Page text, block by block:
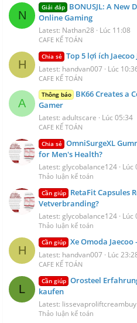
N
Giải đáp BONUSJL: A
Online Gaming
Latest: Nathan28 Lúc 11:08
CAFE KẾ TOÁN
H
Chia sẻ Top 5 lợi ích
Latest: handvan007 Lúc
CAFE KẾ TOÁN
A
Thông báo BK66 Creates a
Gamer
Latest: adultscare Lúc 05:34
CAFE KẾ TOÁN
Chia sẻ OmniSurgeXL
for Men's Health?
Latest: glycobalance124 Lúc
Thảo luận kế toán
Cần giúp RetaFit Capsules
Vetverbranding?
Latest: glycobalance124 Lúc
Thảo luận kế toán
H
Cần giúp Xe Omoda
Latest: handvan007 Lúc
CAFE KẾ TOÁN
L
Cần giúp Orosteel
kaufen
Latest: lissevaproliftcreambuy
Thảo luận kế toán